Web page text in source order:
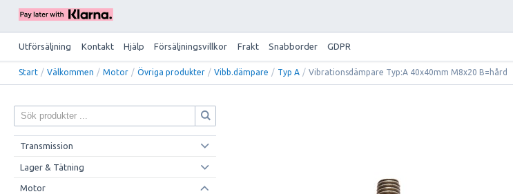
Utförsäljning Kontakt Hjälp Försäljningsvillkor Frakt Snabborder GDPR
Start / Välkommen / Motor / Övriga produkter / Vibb.dämpare / Typ A / Vibrationsdämpare Typ:A 40x40mm M8x20 B=hård
Transmission
Lager & Tätning
Motor